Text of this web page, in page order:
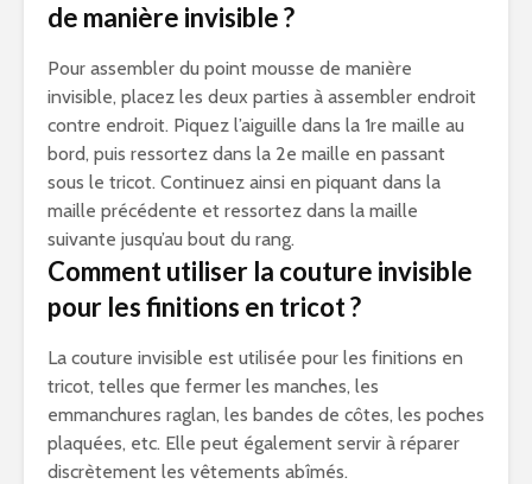
de manière invisible ?
Pour assembler du point mousse de manière
invisible, placez les deux parties à assembler endroit
contre endroit. Piquez l’aiguille dans la 1re maille au
bord, puis ressortez dans la 2e maille en passant
sous le tricot. Continuez ainsi en piquant dans la
maille précédente et ressortez dans la maille
suivante jusqu’au bout du rang.
Comment utiliser la couture invisible
pour les finitions en tricot ?
La couture invisible est utilisée pour les finitions en
tricot, telles que fermer les manches, les
emmanchures raglan, les bandes de côtes, les poches
plaquées, etc. Elle peut également servir à réparer
discrètement les vêtements abîmés.